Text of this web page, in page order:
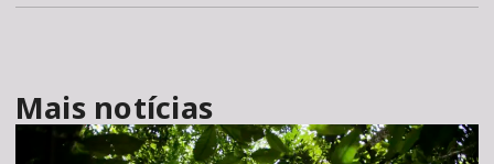
Mais notícias